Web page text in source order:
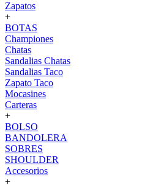
Zapatos
+
BOTAS
Championes
Chatas
Sandalias Chatas
Sandalias Taco
Zapato Taco
Mocasines
Carteras
+
BOLSO
BANDOLERA
SOBRES
SHOULDER
Accesorios
+